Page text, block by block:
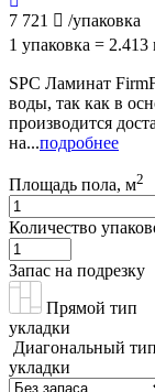
7 721
/упаковка
1 упаковка = 2.413
SPC Ламинат
воды, так как в
производится
на...подробнее
Площадь пола, м2
Количество
Запас на подрезку
Прямой тип
укладки
Диагональный тип
укладки